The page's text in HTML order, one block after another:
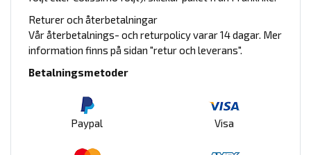
Returer och återbetalningar
Vår återbetalnings- och returpolicy varar 14 dagar. Mer
information finns på sidan "retur och leverans".
Betalningsmetoder
Paypal Visa